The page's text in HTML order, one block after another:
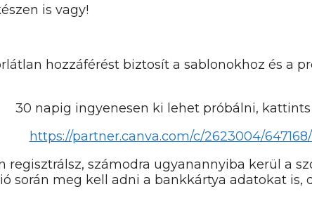
is vagy!
hozzáférést biztosít a sablonokhoz és a
30 napig ingyenesen ki lehet próbálni, kattints
https://partner.canva.com/c/2623004/
számodra ugyanannyiba kerül a
során meg kell adni a bankkártya adatokat